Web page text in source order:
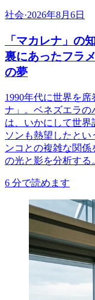
社会·2026年8月6日
「マカレナ」の
裏にあったフラ
の夢
1990年代に世界を
ナ」。ベネズエラの
は、いかにして世界
ソンも熱望したと
ンコとの複雑な関
の光と影を分析する
6 分で読めます